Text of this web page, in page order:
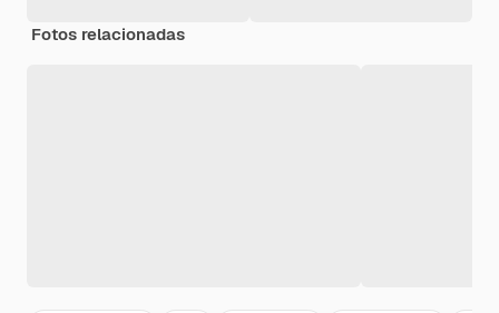
Fotos relacionadas